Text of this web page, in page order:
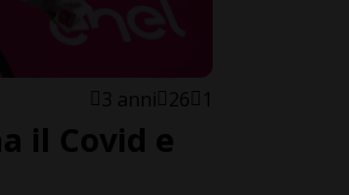
3 anni 26 1
il Covid e